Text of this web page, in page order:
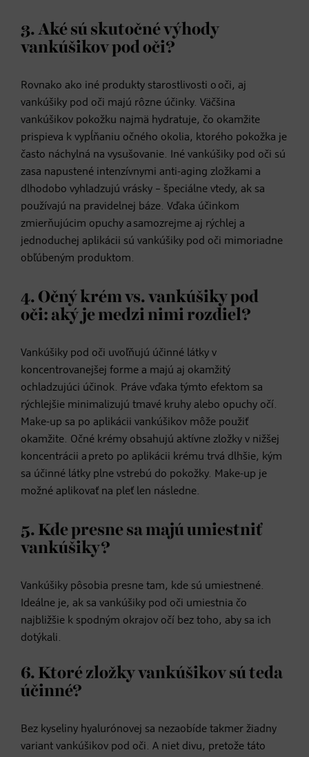
3. Aké sú skutočné výhody
vankúšikov pod oči?
Rovnako ako iné produkty starostlivosti o oči, aj
vankúšiky pod oči majú rôzne účinky. Väčšina
vankúšikov pokožku najmä hydratuje, čo okamžite
prispieva k vypĺňaniu očného okolia, ktorého pokožka je
často náchylná na vysušovanie. Iné vankúšiky pod oči sú
zasa napustené intenzívnymi anti-aging zložkami a
dlhodobo vyhladzujú vrásky – špeciálne vtedy, ak sa
používajú na pravidelnej báze. Vďaka účinkom
zmierňujúcim opuchy a samozrejme aj rýchlej a
jednoduchej aplikácii sú vankúšiky pod oči mimoriadne
obľúbeným produktom.
4. Očný krém vs. vankúšiky pod
oči: aký je medzi nimi rozdiel?
Vankúšiky pod oči uvoľňujú účinné látky v
koncentrovanejšej forme a majú aj okamžitý
ochladzujúci účinok. Práve vďaka týmto efektom sa
rýchlejšie minimalizujú tmavé kruhy alebo opuchy očí.
Make-up sa po aplikácii vankúšikov môže použiť
okamžite. Očné krémy obsahujú aktívne zložky v nižšej
koncentrácii a preto po aplikácii krému trvá dlhšie, kým
sa účinné látky plne vstrebú do pokožky. Make-up je
možné aplikovať na pleť len následne.
5. Kde presne sa majú umiestniť
vankúšiky?
Vankúšiky pôsobia presne tam, kde sú umiestnené.
Ideálne je, ak sa vankúšiky pod oči umiestnia čo
najbližšie k spodným okrajov očí bez toho, aby sa ich
dotýkali.
6. Ktoré zložky vankúšikov sú teda
účinné?
Bez kyseliny hyalurónovej sa nezaobíde takmer žiadny
variant vankúšikov pod oči. A niet divu, pretože táto